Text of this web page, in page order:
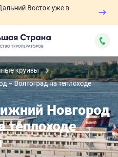
Восток уже в
круизы
– Волгоград на теплоходе
Новгород
теплоходе